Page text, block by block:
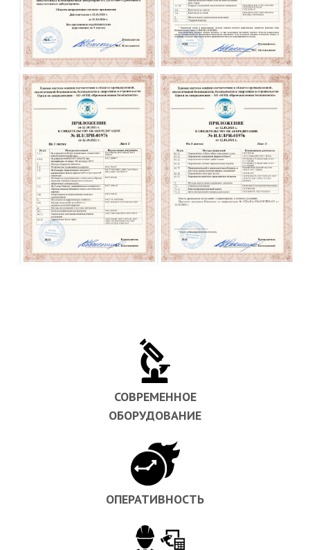
СОВРЕМЕННОЕ
ОБОРУДОВАНИЕ
ОПЕРАТИВНОСТЬ